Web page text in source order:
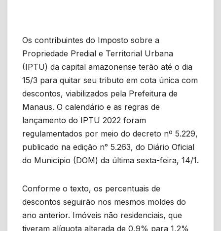
Os contribuintes do Imposto sobre a
Propriedade Predial e Territorial Urbana
(IPTU) da capital amazonense terão até o dia
15/3 para quitar seu tributo em cota única com
descontos, viabilizados pela Prefeitura de
Manaus. O calendário e as regras de
lançamento do IPTU 2022 foram
regulamentados por meio do decreto nº 5.229,
publicado na edição n° 5.263, do Diário Oficial
do Município (DOM) da última sexta-feira, 14/1.
Conforme o texto, os percentuais de
descontos seguirão nos mesmos moldes do
ano anterior. Imóveis não residenciais, que
tiveram alíquota alterada de 0,9% para 1,2%